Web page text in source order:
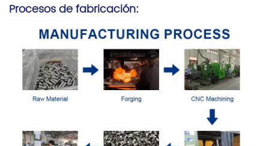
Procesos de fabricación: